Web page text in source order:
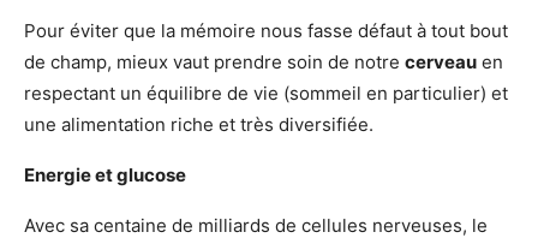
Pour éviter que la mémoire nous fasse défaut à tout bout
de champ, mieux vaut prendre soin de notre cerveau en
respectant un équilibre de vie (sommeil en particulier) et
une alimentation riche et très diversifiée.
Energie et glucose
Avec sa centaine de milliards de cellules nerveuses, le